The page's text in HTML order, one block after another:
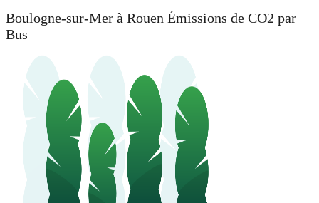
Boulogne-sur-Mer à Rouen Émissions de CO2 par
Bus